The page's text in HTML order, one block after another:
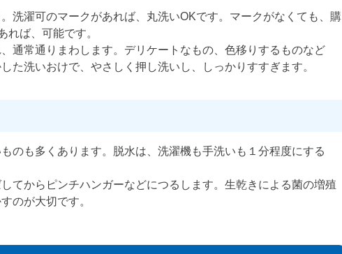
洗濯可のマークがあれば、丸洗いOKです。マークがなくても、購
れば、可能です。
通常通りまわします。デリケートなもの、色移りするものなど
た洗いおけで、やさしく押し洗いし、しっかりすすぎます。
のも多くあります。脱水は、洗濯機も手洗いも１分程度にする
てからピンチハンガーなどにつるします。生乾きによる菌の増殖
のが大切です。